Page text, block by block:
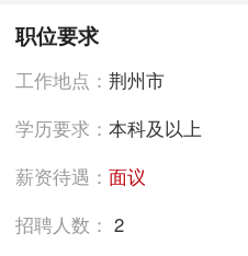
职位要求
工作地点：荆州市
学历要求：本科及以上
薪资待遇：面议
招聘人数：2